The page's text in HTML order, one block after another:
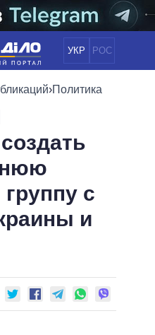
УКР РОС
ЭКОНОМИКА
ОБЩЕСТВО
ПОЛИТИКОВ
›Политика
с
и